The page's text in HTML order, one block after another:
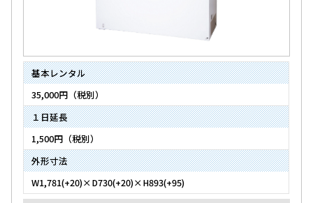
基本レンタル
35,000円（税別）
１日延長
1,500円（税別）
外形寸法
W1,781(+20)×D730(+20)×H893(+95)